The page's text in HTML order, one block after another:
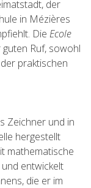
der
in Mézières
Die Ecole
Ruf, sowohl
praktischen
Zeichner und in
hergestellt
mathematische
entwickelt
die er im